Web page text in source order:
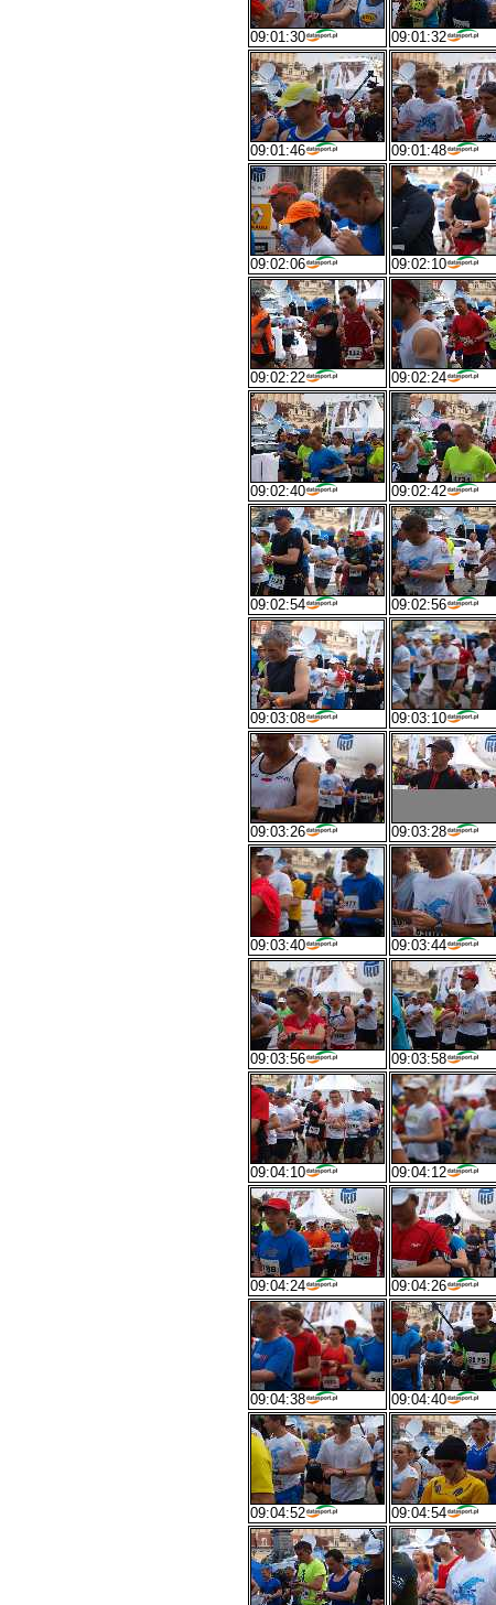
09:01:30 09:01:32
09:01:46 09:01:48
09:02:06 09:02:10
09:02:22 09:02:24
09:02:40 09:02:42
09:02:54 09:02:56
09:03:08 09:03:10
09:03:26 09:03:28
09:03:40 09:03:44
09:03:56 09:03:58
09:04:10 09:04:12
09:04:24 09:04:26
09:04:38 09:04:40
09:04:52 09:04:54